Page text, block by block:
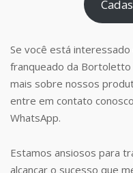
Se você está
franqueado da
mais sobre nossos
entre em contato
WhatsApp.
Estamos ansiosos para
alcançar o sucesso que